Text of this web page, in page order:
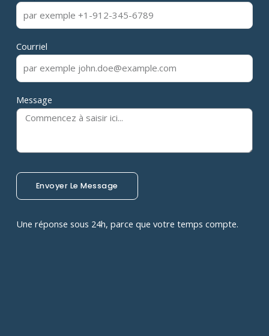
Courriel
Message
Envoyer Le Message
Une réponse sous 24h, parce que votre temps compte.